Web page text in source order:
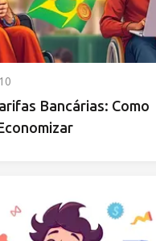
Bancárias: Como